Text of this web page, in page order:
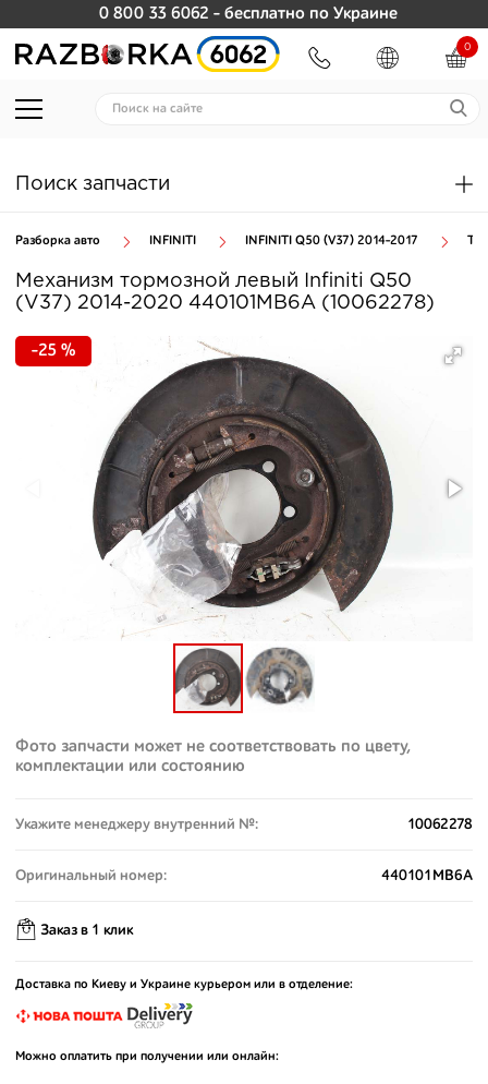
0 800 33 6062 - бесплатно по Украине
0
Поиск запчасти
Разборка авто INFINITI INFINITI Q50 (V37) 2014-2017
Механизм тормозной левый Infiniti Q50
(V37) 2014-2020 440101MB6A (10062278)
-25 %
Фото запчасти может не соответствовать по цвету,
комплектации или состоянию
Укажите менеджеру внутренний №: 10062278
Оригинальный номер: 440101MB6A
Заказ в 1 клик
Доставка по Киеву и Украине курьером или в отделение:
Можно оплатить при получении или онлайн: